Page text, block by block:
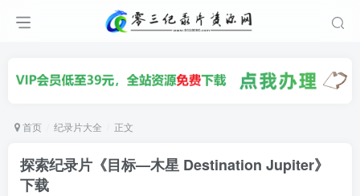
首页 纪录片大全 正文
探索纪录片《目标—木星 Destination Jupiter》
下载